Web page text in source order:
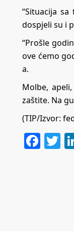
“Situacija
dospjeli su i
“Prošle
ove ćemo
a.
Molbe,
zaštite. Na
(TIP/Izvor: